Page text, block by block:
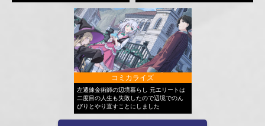
コミカライズ
左遷錬金術師の辺境暮らし 元エリートは
二度目の人生も失敗したので辺境でのん
びりとやり直すことにしました